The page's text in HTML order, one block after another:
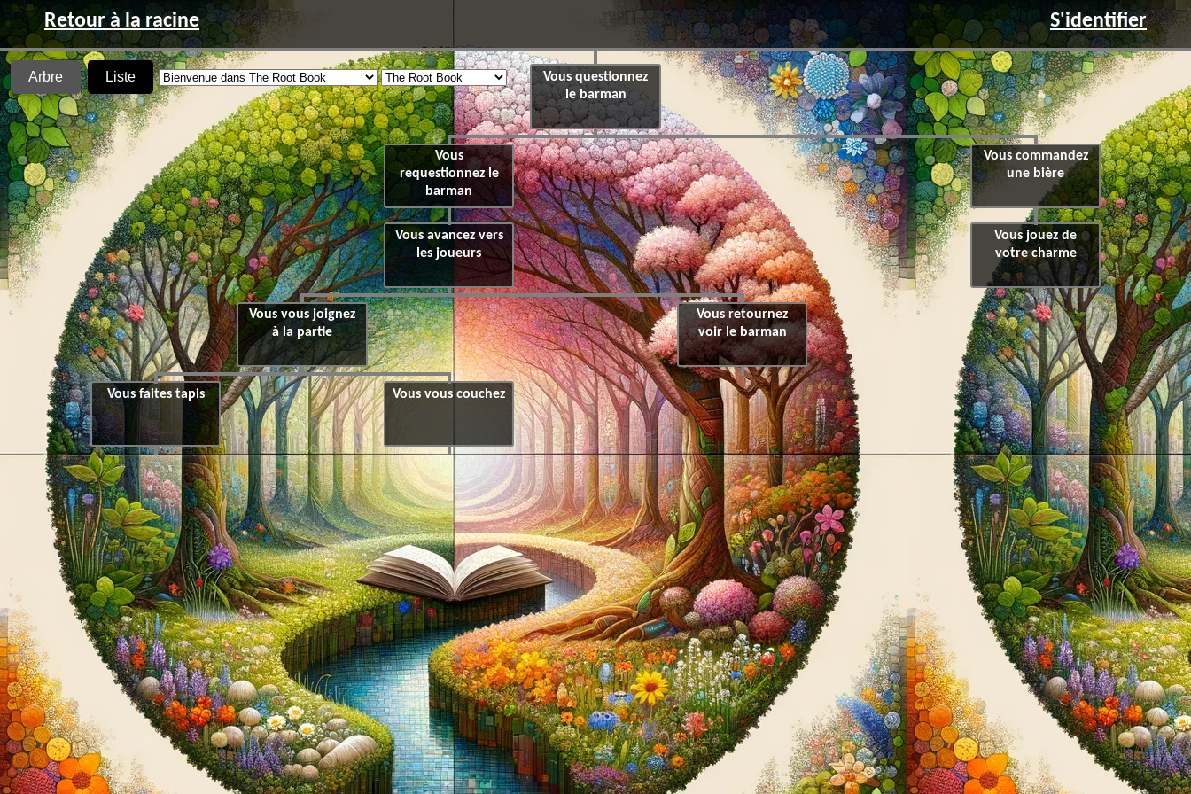
Retour à la racine S'identifier
Arbre Liste
Vous questionnez
le barman
Vous
requestionnez le
barman
Vous avancez vers
les joueurs
Vous vous joignez
à la partie
Vous faites tapis Vous vous couchez
Vous retournez
voir le barman
Vous commandez
une bière
Vous jouez de
votre charme